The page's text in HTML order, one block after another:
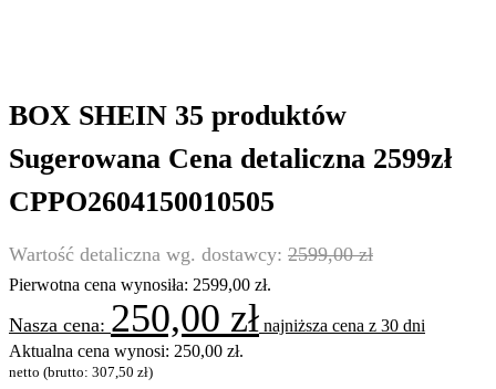
BOX SHEIN 35 produktów
Sugerowana Cena detaliczna 2599zł
CPPO2604150010505
2599,00zł
Pierwotna cena wynosiła: 2599,00 zł.
250,00 zł najniższa cena z 30 dni
Aktualna cena wynosi: 250,00 zł.
netto (brutto: 307,50 zł)